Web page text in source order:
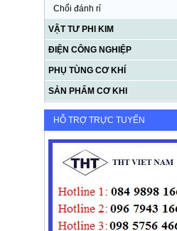
Chổi đánh rỉ
VẬT TƯ PHI KIM
ĐIỆN CÔNG NGHIỆP
PHỤ TÙNG CƠ KHÍ
SẢN PHẨM CƠ KHI
HỖ TRỢ TRỰC TUYẾN